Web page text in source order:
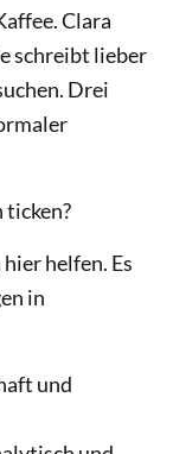
Clara
schreibt lieber
Drei
ticken?
hier helfen. Es
in
und